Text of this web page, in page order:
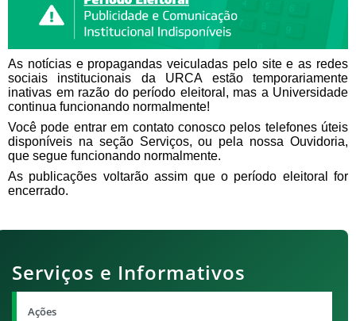
As notícias e propagandas veiculadas pelo site e as redes
sociais institucionais da URCA estão temporariamente
inativas em razão do período eleitoral, mas a Universidade
continua funcionando normalmente!
Você pode entrar em contato conosco pelos telefones úteis
disponíveis na seção Serviços, ou pela nossa Ouvidoria,
que segue funcionando normalmente.
As publicações voltarão assim que o período eleitoral for
encerrado.
Serviços e Informativos
Ações